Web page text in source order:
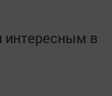
в